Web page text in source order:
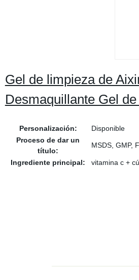
Gel de limpieza de
Desmaquillante Gel
Personalización:
Disponible
Proceso de dar un
título:
MSDS, GMP,
Ingrediente principal: vitamina c +